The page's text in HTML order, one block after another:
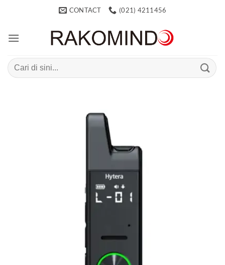
CONTACT (021) 4211456
Search
for: